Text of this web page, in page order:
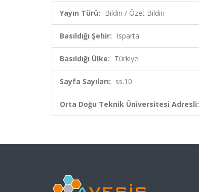
Yayın Türü: Bildiri / Özet Bildiri
Basıldığı Şehir: Isparta
Basıldığı Ülke: Türkiye
Sayfa Sayıları: ss.10
Orta Doğu Teknik Üniversitesi Adresli: